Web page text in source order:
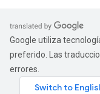
Google utiliza
preferido. Las
errores.